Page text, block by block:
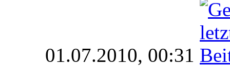
01.07.2010, 00:31